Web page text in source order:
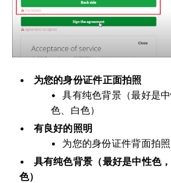
为您的身份证件正面拍照
具有纯色背景（最好是
色、白色）
有良好的照明
为您的身份证件背面拍照
具有纯色背景（最好是中性色
色）